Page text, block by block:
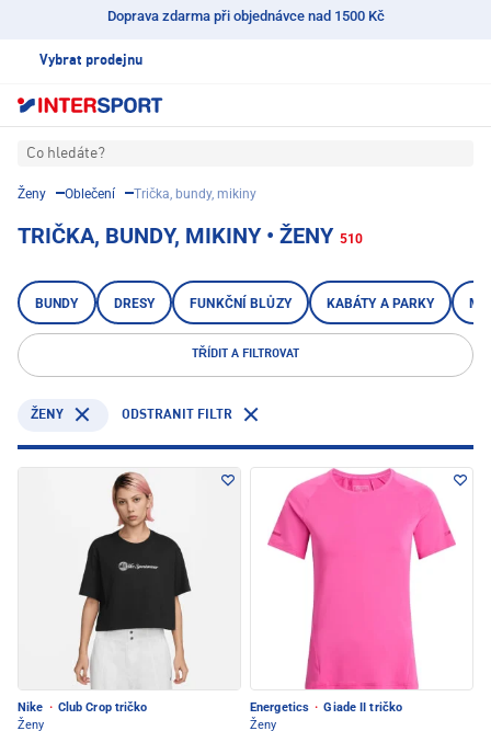
Doprava zdarma při objednávce nad 1500 Kč
Vybrat prodejnu
Co hledáte?
Ženy Oblečení Trička, bundy, mikiny
TRIČKA, BUNDY, MIKINY • ŽENY 510
BUNDY DRESY FUNKČNÍ BLŮZY KABÁTY A PARKY
TŘÍDIT A FILTROVAT
ŽENY ODSTRANIT FILTR
Nike · Club Crop tričko
Ženy
Energetics · Giade II tričko
Ženy